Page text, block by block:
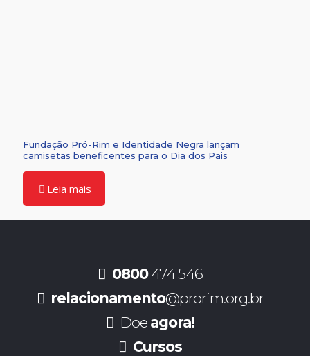
Fundação Pró-Rim e Identidade Negra lançam
camisetas beneficentes para o Dia dos Pais
Leia mais
0800474 546
relacionamento@prorim.org.br
Doe agora!
Cursos